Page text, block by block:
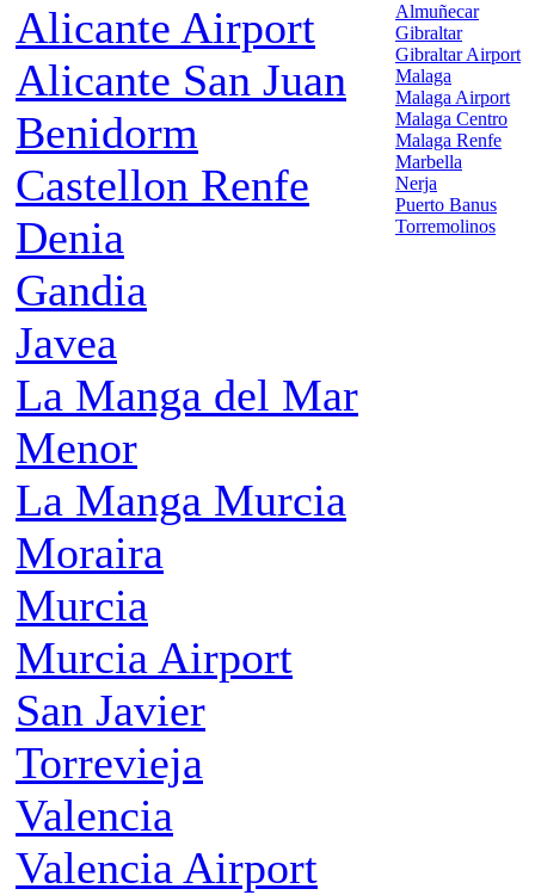
Alicante Airport
Alicante San Juan
Benidorm
Castellon Renfe
Denia
Gandia
Javea
La Manga del Mar
Menor
La Manga Murcia
Moraira
Murcia
Murcia Airport
San Javier
Torrevieja
Valencia
Valencia Airport
Almuñecar
Gibraltar
Gibraltar Airport
Malaga
Malaga Airport
Malaga Centro
Malaga Renfe
Marbella
Nerja
Puerto Banus
Torremolinos